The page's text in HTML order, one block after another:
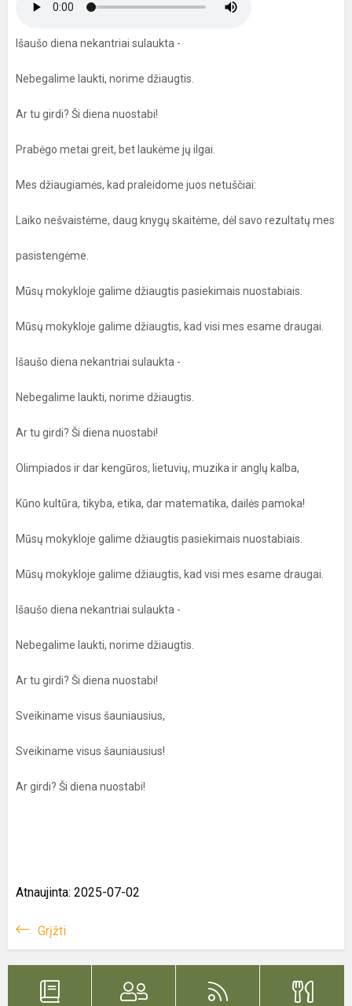
Išaušo diena nekantriai sulaukta -
Nebegalime laukti, norime džiaugtis.
Ar tu girdi? Ši diena nuostabi!
Prabėgo metai greit, bet laukėme jų ilgai.
Mes džiaugiamės, kad praleidome juos netuščiai:
Laiko nešvaistėme, daug knygų skaitėme, dėl savo rezultatų mes
pasistengėme.
Mūsų mokykloje galime džiaugtis pasiekimais nuostabiais.
Mūsų mokykloje galime džiaugtis, kad visi mes esame draugai.
Išaušo diena nekantriai sulaukta -
Nebegalime laukti, norime džiaugtis.
Ar tu girdi? Ši diena nuostabi!
Olimpiados ir dar kengūros, lietuvių, muzika ir anglų kalba,
Kūno kultūra, tikyba, etika, dar matematika, dailės pamoka!
Mūsų mokykloje galime džiaugtis pasiekimais nuostabiais.
Mūsų mokykloje galime džiaugtis, kad visi mes esame draugai.
Išaušo diena nekantriai sulaukta -
Nebegalime laukti, norime džiaugtis.
Ar tu girdi? Ši diena nuostabi!
Sveikiname visus šauniausius,
Sveikiname visus šauniausius!
Ar girdi? Ši diena nuostabi!
Atnaujinta: 2025-07-02
Grįžti